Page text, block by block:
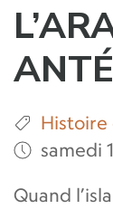
Histoire
samedi
Quand